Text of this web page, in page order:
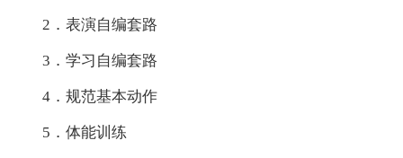
2．表演自编套路
3．学习自编套路
4．规范基本动作
5．体能训练